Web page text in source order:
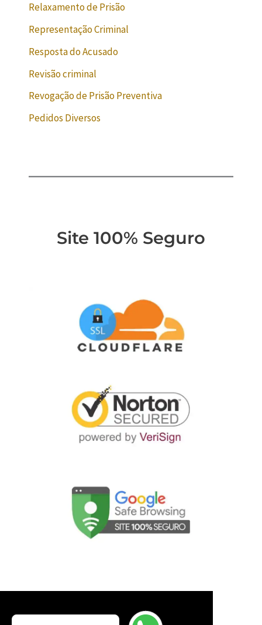
Relaxamento de Prisão
Representação Criminal
Resposta do Acusado
Revisão criminal
Revogação de Prisão Preventiva
Pedidos Diversos
Site 100% Seguro